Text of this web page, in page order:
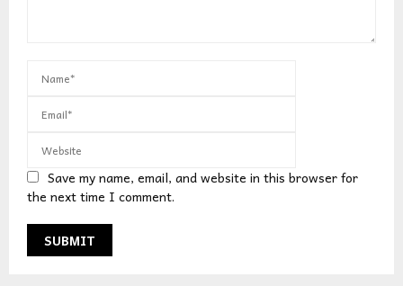
Save my name, email, and website in this browser for
the next time I comment.